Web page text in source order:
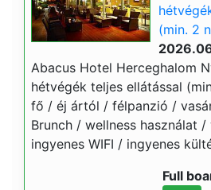
(min. 2
Abacus Hotel Herceghalom
hétvégék teljes ellátással
fő / éj ártól / félpanzió /
Brunch / wellness használat
ingyenes WIFI / ingyenes
Full